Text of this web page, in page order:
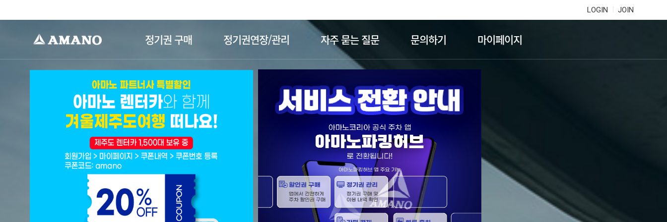
LOGIN JOIN
정기권 구매 정기권연장/관리 자주 묻는 질문 문의하기 마이페이지